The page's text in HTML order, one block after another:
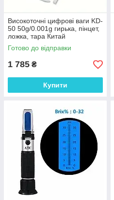
Високоточні цифрові ваги KD-
50 50g/0.001g гирька, пінцет,
ложка, тара Китай
Готово до відправки
1 785 ₴
Купити